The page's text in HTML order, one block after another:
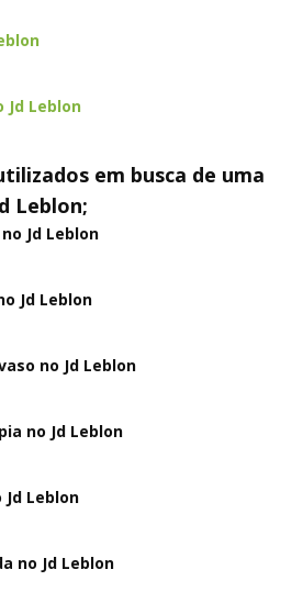
Jd Leblon
em busca de uma
Leblon;
Jd Leblon
Jd Leblon
no Jd Leblon
no Jd Leblon
Leblon
no Jd Leblon